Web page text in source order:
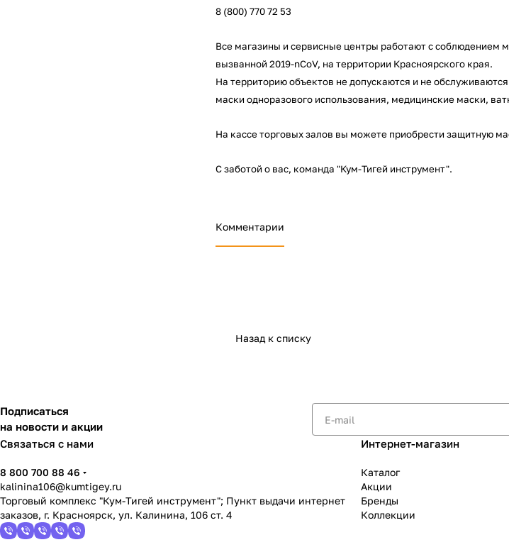
8 (800) 770 72 53
Все магазины и сервисные центры работают с соблюдением
вызванной 2019-nCoV, на территории Красноярского края.
На территорию объектов не допускаются и не
маски одноразового использования, медицинские маски,
На кассе торговых залов вы можете приобрести защитную
С заботой о вас, команда "Кум-Тигей инструмент".
Комментарии
Назад к списку
Подписаться
на новости и акции
Связаться с нами
8 800 700 88 46
kalinina106@kumtigey.ru
Торговый комплекс "Кум-Тигей инструмент"; Пункт выдачи интернет
заказов, г. Красноярск, ул. Калинина, 106 ст. 4
Интернет-магазин
Каталог
Акции
Бренды
Коллекции